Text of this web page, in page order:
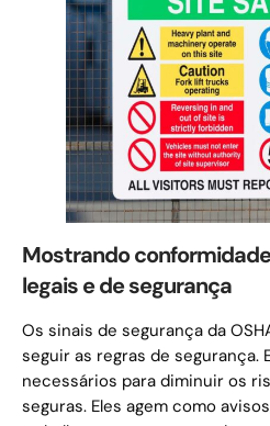
Mostrando
legais e de segurança
Os sinais de segurança da
seguir as regras de segurança.
necessários para diminuir os
seguras. Eles agem como